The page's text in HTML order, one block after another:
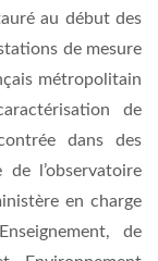
au début des
de mesure
métropolitain
de
dans des
l’observatoire
en charge
de